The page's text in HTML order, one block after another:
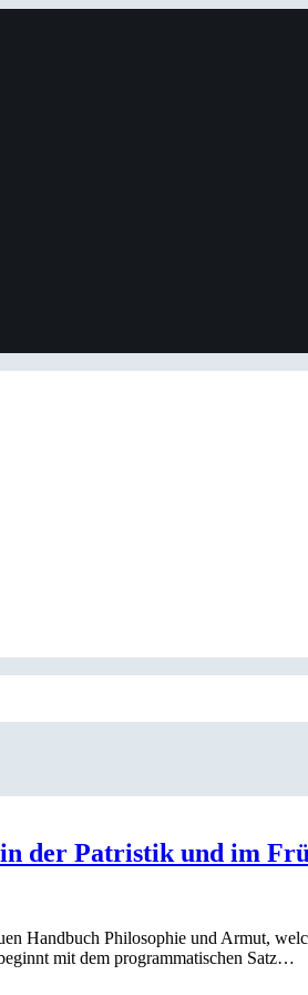
der Patristik und im
Handbuch Philosophie und Armut,
mit dem programmatischen Satz…